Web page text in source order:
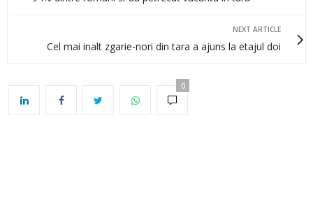
NEXT ARTICLE
Cel mai inalt zgarie-nori din tara a ajuns la etajul doi
0